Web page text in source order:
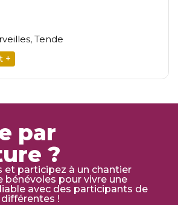
Tende
+
par
?
et participez à un chantier
bénévoles pour vivre une
avec des participants de
!